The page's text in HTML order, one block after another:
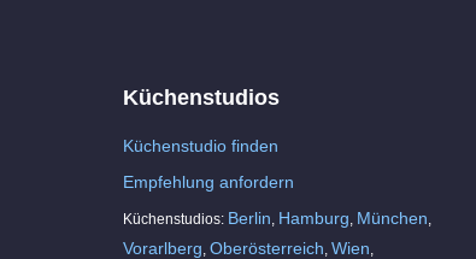
Küchenstudios
Küchenstudio finden
Empfehlung anfordern
Küchenstudios: Berlin Hamburg München
Vorarlberg Oberösterreich Wien